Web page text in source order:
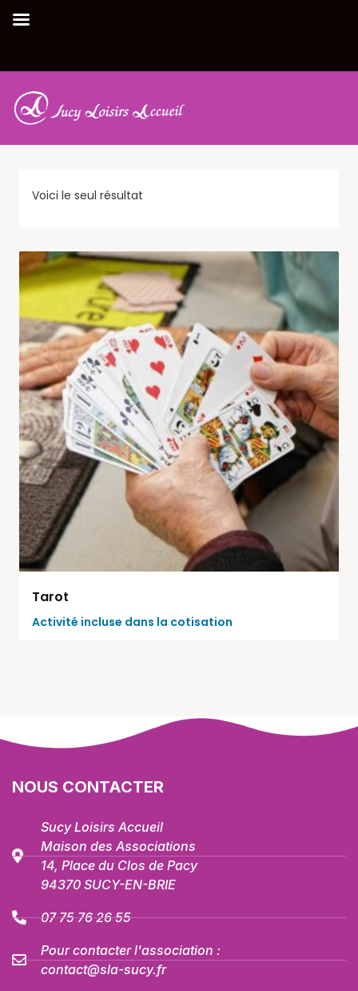
TAROT
ACCUEIL
Voici le seul résultat
Tarot
Activité incluse dans la cotisation
NOUS CONTACTER
Sucy Loisirs Accueil
Maison des Associations
14, Place du Clos de Pacy
94370 SUCY-EN-BRIE
07 75 76 26 55
Pour contacter l'association :
contact@sla-sucy.fr